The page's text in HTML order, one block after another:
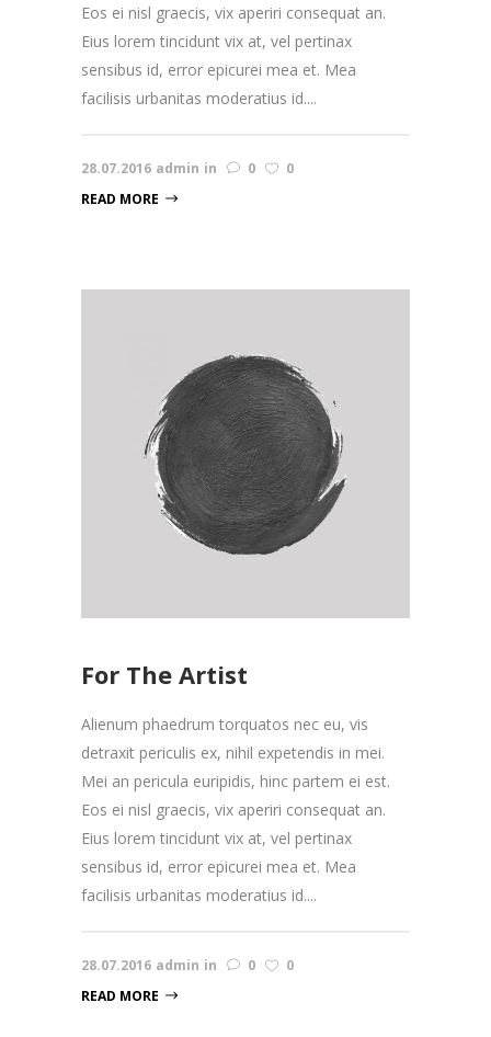
Eos ei nisl graecis, vix aperiri consequat an.
Eius lorem tincidunt vix at, vel pertinax
sensibus id, error epicurei mea et. Mea
facilisis urbanitas moderatius id....
28.07.2016 admin in 0
0
READ MORE
For The Artist
Alienum phaedrum torquatos nec eu, vis
detraxit periculis ex, nihil expetendis in mei.
Mei an pericula euripidis, hinc partem ei est.
Eos ei nisl graecis, vix aperiri consequat an.
Eius lorem tincidunt vix at, vel pertinax
sensibus id, error epicurei mea et. Mea
facilisis urbanitas moderatius id....
28.07.2016 admin in 0
0
READ MORE